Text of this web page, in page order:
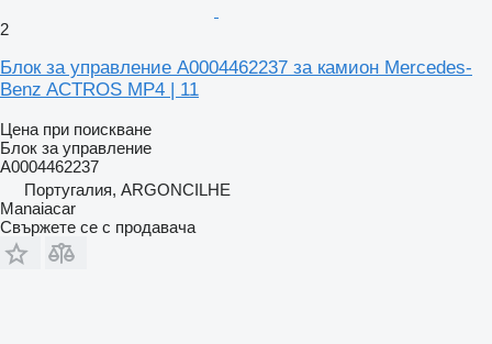
2
Блок за управление A0004462237 за камион Mercedes-
Benz ACTROS MP4 | 11
Цена при поискване
Блок за управление
A0004462237
Португалия, ARGONCILHE
Manaiacar
Свържете се с продавача